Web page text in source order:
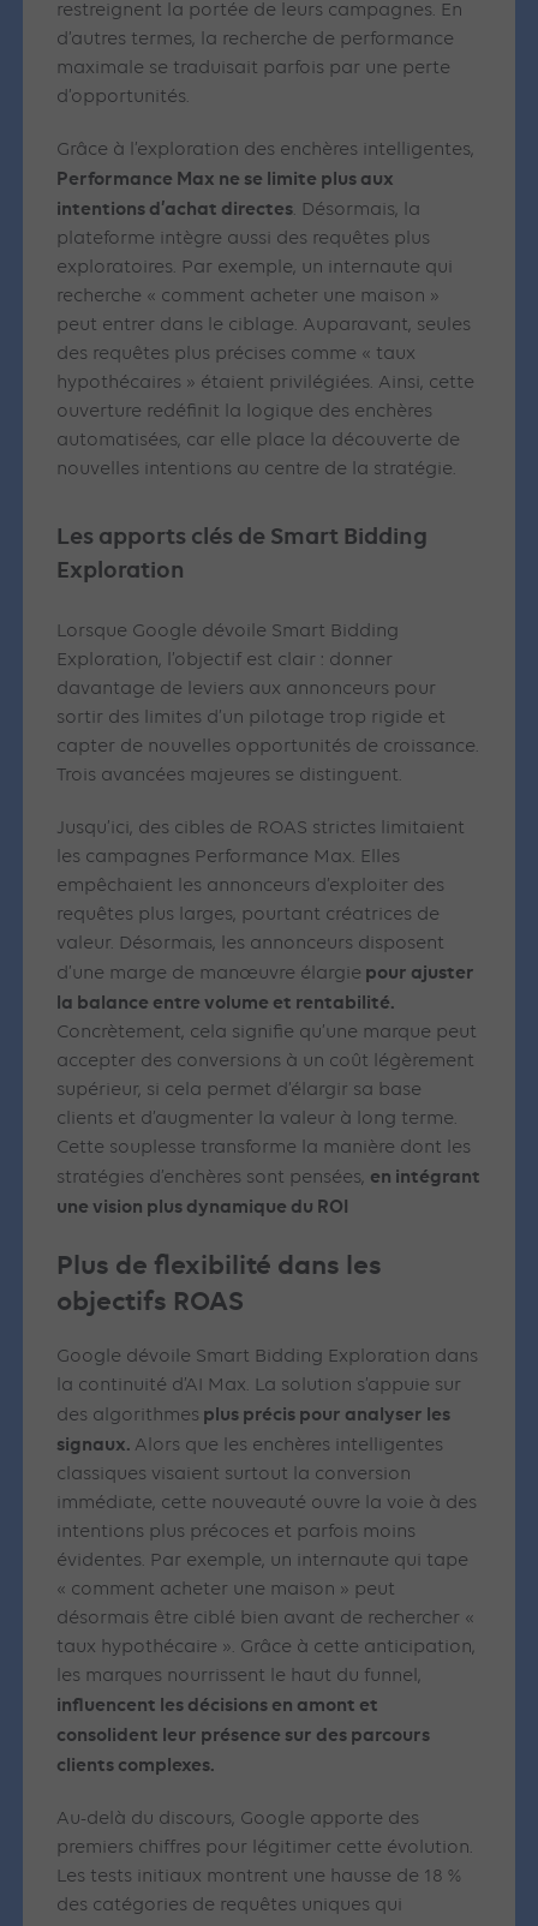
restreignent la portée de leurs campagnes. En
d’autres termes, la recherche de performance
maximale se traduisait parfois par une perte
d’opportunités.
Grâce à l’exploration des enchères intelligentes,
Performance Max ne se limite plus aux
intentions d’achat directes. Désormais, la
plateforme intègre aussi des requêtes plus
exploratoires. Par exemple, un internaute qui
recherche « comment acheter une maison »
peut entrer dans le ciblage. Auparavant, seules
des requêtes plus précises comme « taux
hypothécaires » étaient privilégiées. Ainsi, cette
ouverture redéfinit la logique des enchères
automatisées, car elle place la découverte de
nouvelles intentions au centre de la stratégie.
Les apports clés de Smart Bidding
Exploration
Lorsque Google dévoile Smart Bidding
Exploration, l’objectif est clair : donner
davantage de leviers aux annonceurs pour
sortir des limites d’un pilotage trop rigide et
capter de nouvelles opportunités de croissance.
Trois avancées majeures se distinguent.
Jusqu’ici, des cibles de ROAS strictes limitaient
les campagnes Performance Max. Elles
empêchaient les annonceurs d’exploiter des
requêtes plus larges, pourtant créatrices de
valeur. Désormais, les annonceurs disposent
d’une marge de manœuvre élargie pour ajuster
la balance entre volume et rentabilité.
Concrètement, cela signifie qu’une marque peut
accepter des conversions à un coût légèrement
supérieur, si cela permet d’élargir sa base
clients et d’augmenter la valeur à long terme.
Cette souplesse transforme la manière dont les
stratégies d’enchères sont pensées, en intégrant
une vision plus dynamique du ROI
Plus de flexibilité dans les
objectifs ROAS
Google dévoile Smart Bidding Exploration dans
la continuité d’AI Max. La solution s’appuie sur
des algorithmes plus précis pour analyser les
signaux. Alors que les enchères intelligentes
classiques visaient surtout la conversion
immédiate, cette nouveauté ouvre la voie à des
intentions plus précoces et parfois moins
évidentes. Par exemple, un internaute qui tape
« comment acheter une maison » peut
désormais être ciblé bien avant de rechercher «
taux hypothécaire ». Grâce à cette anticipation,
les marques nourrissent le haut du funnel,
influencent les décisions en amont et
consolident leur présence sur des parcours
clients complexes.
Au-delà du discours, Google apporte des
premiers chiffres pour légitimer cette évolution.
Les tests initiaux montrent une hausse de 18 %
des catégories de requêtes uniques qui